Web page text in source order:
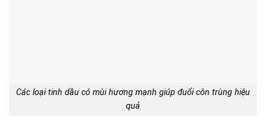
Các loại tinh dầu có mùi hương mạnh giúp đuổi côn trùng hiệu
quả